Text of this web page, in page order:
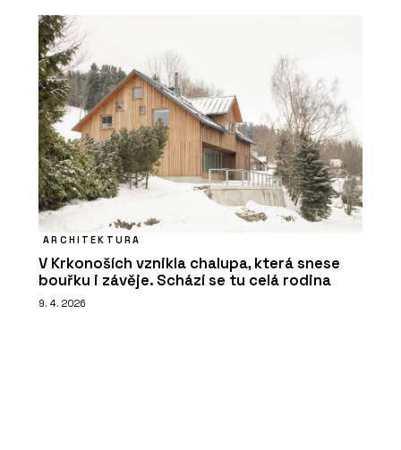
ARCHITEKTURA
V Krkonoších vznikla chalupa, která snese
bouřku i závěje. Schází se tu celá rodina
9. 4. 2026